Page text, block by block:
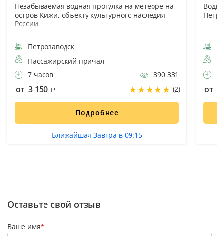
Незабываемая водная прогулка на метеоре на
остров Кижи, объекту культурного наследия
России
Петрозаводск
Пассажирский причал
7 часов
390 331
от 3 150 (2)
Подробнее
Ближайшая Завтра в 09:15
от
Оставьте свой отзыв
Ваше имя*